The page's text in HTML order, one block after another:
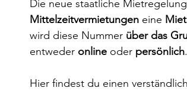
Die neue staatliche
Mittelzeitvermietungen eine
wird diese Nummer über das
entweder online oder persönlich.
Hier findest du einen